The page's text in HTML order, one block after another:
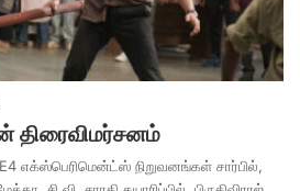
திரைவிமர்சனம்
E4 எக்ஸ்பெரிமென்ட்ஸ் நிறுவனங்கள் சார்பில்,